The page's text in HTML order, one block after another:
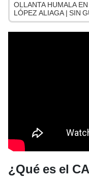
OLLANTA HUMALA
LÓPEZ ALIAGA | SIN
¿Qué es el